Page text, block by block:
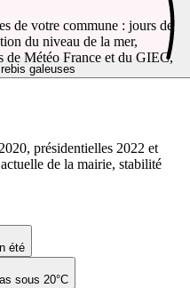
galeuses
été
sous 20°C
de votre commune : jours de
du niveau de la mer,
de Météo France et du GIEC,
présidentielles 2022 et
de la mairie, stabilité